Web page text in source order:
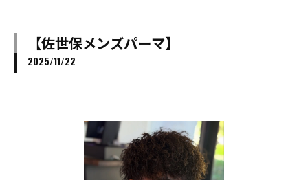
【佐世保メンズパーマ】
2025/11/22